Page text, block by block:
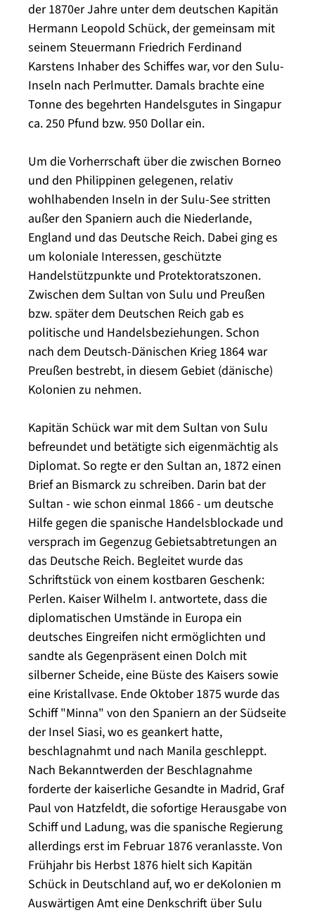
der 1870er Jahre unter dem deutschen Kapitän
Hermann Leopold Schück, der gemeinsam mit
seinem Steuermann Friedrich Ferdinand
Karstens Inhaber des Schiffes war, vor den Sulu-
Inseln nach Perlmutter. Damals brachte eine
Tonne des begehrten Handelsgutes in Singapur
ca. 250 Pfund bzw. 950 Dollar ein.
Um die Vorherrschaft über die zwischen Borneo
und den Philippinen gelegenen, relativ
wohlhabenden Inseln in der Sulu-See stritten
außer den Spaniern auch die Niederlande,
England und das Deutsche Reich. Dabei ging es
um koloniale Interessen, geschützte
Handelstützpunkte und Protektoratszonen.
Zwischen dem Sultan von Sulu und Preußen
bzw. später dem Deutschen Reich gab es
politische und Handelsbeziehungen. Schon
nach dem Deutsch-Dänischen Krieg 1864 war
Preußen bestrebt, in diesem Gebiet (dänische)
Kolonien zu nehmen.
Kapitän Schück war mit dem Sultan von Sulu
befreundet und betätigte sich eigenmächtig als
Diplomat. So regte er den Sultan an, 1872 einen
Brief an Bismarck zu schreiben. Darin bat der
Sultan - wie schon einmal 1866 - um deutsche
Hilfe gegen die spanische Handelsblockade und
versprach im Gegenzug Gebietsabtretungen an
das Deutsche Reich. Begleitet wurde das
Schriftstück von einem kostbaren Geschenk:
Perlen. Kaiser Wilhelm I. antwortete, dass die
diplomatischen Umstände in Europa ein
deutsches Eingreifen nicht ermöglichten und
sandte als Gegenpräsent einen Dolch mit
silberner Scheide, eine Büste des Kaisers sowie
eine Kristallvase. Ende Oktober 1875 wurde das
Schiff "Minna" von den Spaniern an der Südseite
der Insel Siasi, wo es geankert hatte,
beschlagnahmt und nach Manila geschleppt.
Nach Bekanntwerden der Beschlagnahme
forderte der kaiserliche Gesandte in Madrid, Graf
Paul von Hatzfeldt, die sofortige Herausgabe von
Schiff und Ladung, was die spanische Regierung
allerdings erst im Februar 1876 veranlasste. Von
Frühjahr bis Herbst 1876 hielt sich Kapitän
Schück in Deutschland auf, wo er deKolonien m
Auswärtigen Amt eine Denkschrift über Sulu